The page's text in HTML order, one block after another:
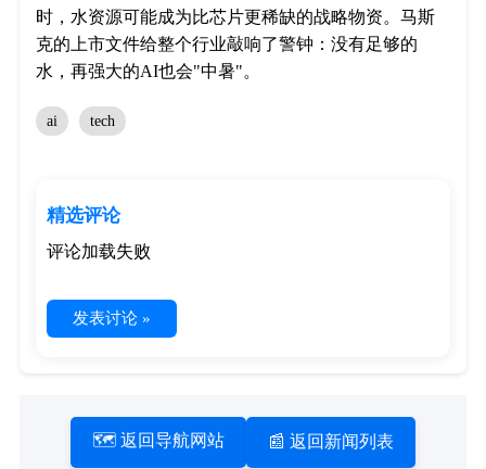
时，水资源可能成为比芯片更稀缺的战略物资。马斯
克的上市文件给整个行业敲响了警钟：没有足够的
水，再强大的AI也会"中暑"。
ai tech
精选评论
评论加载失败
发表讨论 »
🗺️ 返回导航网站 📰 返回新闻列表